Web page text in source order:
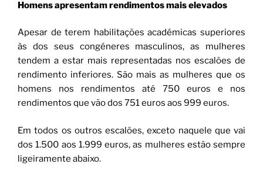
Homens apresentam rendimentos mais elevados
Apesar de terem habilitações académicas superiores
às dos seus congéneres masculinos, as mulheres
tendem a estar mais representadas nos escalões de
rendimento inferiores. São mais as mulheres que os
homens nos rendimentos até 750 euros e nos
rendimentos que vão dos 751 euros aos 999 euros.
Em todos os outros escalões, exceto naquele que vai
dos 1.500 aos 1.999 euros, as mulheres estão sempre
ligeiramente abaixo.